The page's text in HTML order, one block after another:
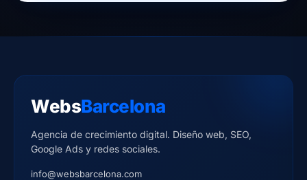
WebsBarcelona
Agencia de crecimiento digital. Diseño web, SEO,
Google Ads y redes sociales.
info@websbarcelona.com